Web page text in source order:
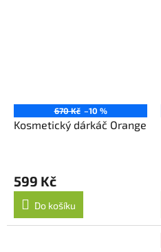
670 Kč –10 %
Kosmetický dárkáč Orange
599 Kč
Do košíku